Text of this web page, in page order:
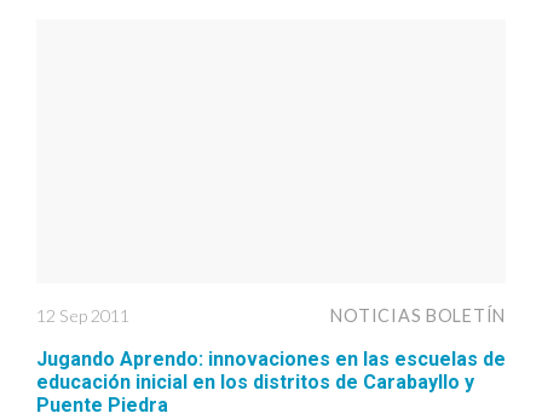
12 Sep 2011 NOTICIAS BOLETÍN
Jugando Aprendo: innovaciones en las escuelas de
educación inicial en los distritos de Carabayllo y
Puente Piedra